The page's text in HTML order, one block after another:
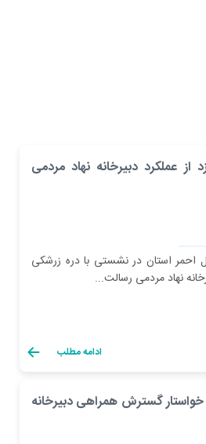
از عملکرد دبیرخانه نهاد مردمی
استان در نشستی با دره زرشکی
نهاد مردمی رسالت...
ادامه مطلب
گسترش همراهی دبیرخانه